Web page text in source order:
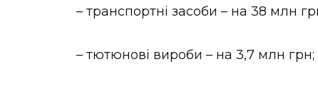
– транспортні засоби – на 38 млн
– тютюнові вироби – на 3,7 млн грн;